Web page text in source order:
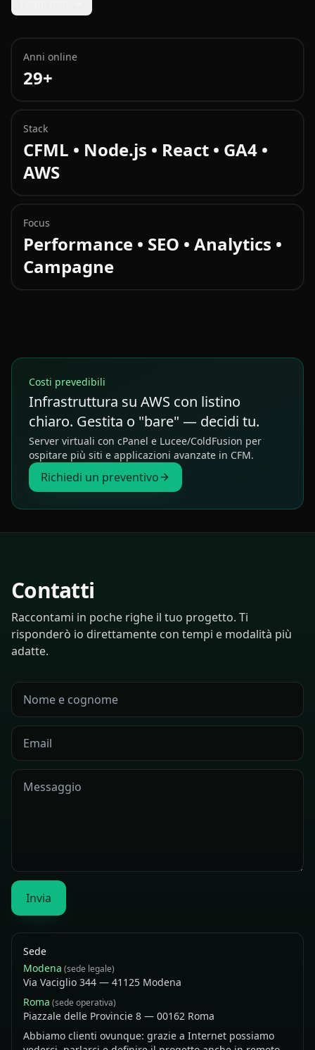
Anni online
29+
Stack
CFML • Node.js • React • GA4 •
AWS
Focus
Performance • SEO • Analytics •
Campagne
Costi prevedibili
Infrastruttura su AWS con listino
chiaro. Gestita o "bare" — decidi tu.
Server virtuali con cPanel e Lucee/ColdFusion per
ospitare più siti e applicazioni avanzate in CFM.
Richiedi un preventivo
Contatti
Raccontami in poche righe il tuo progetto. Ti
risponderò io direttamente con tempi e modalità più
adatte.
Invia
Sede
Modena (sede legale)
Via Vaciglio 344 — 41125 Modena
Roma (sede operativa)
Piazzale delle Provincie 8 — 00162 Roma
Abbiamo clienti ovunque: grazie a Internet possiamo